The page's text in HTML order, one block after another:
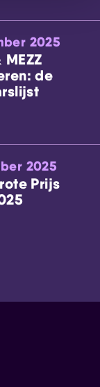
2025
de
2025
Prijs